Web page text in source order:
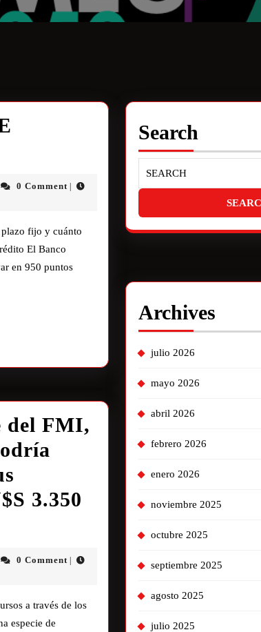
0 Comment
plazo fijo y cuánto
El Banco
en 950 puntos
del FMI,
3.350
0 Comment
a través de los
especie de
Search
Archives
julio 2026
mayo 2026
abril 2026
febrero 2026
enero 2026
noviembre 2025
octubre 2025
septiembre 2025
agosto 2025
julio 2025